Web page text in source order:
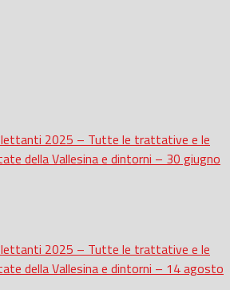
2025 – Tutte le trattative e le
della Vallesina e dintorni – 30 giugno
2025 – Tutte le trattative e le
della Vallesina e dintorni – 14 agosto